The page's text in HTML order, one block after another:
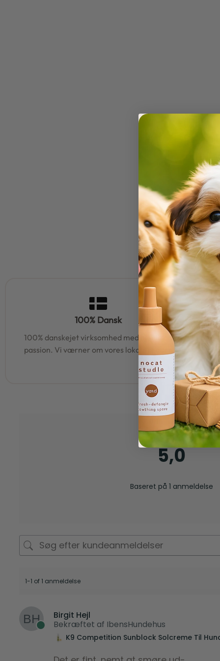
100% Dansk
100% danskejet virksomhed med hjerte og
passion. Vi værner om vores lokale rødder
95% af
5,0
Baseret på 1 anmeldelse
1-1 of 1 anmeldelse
Birgit Hejl
Bekræftet af IbensHundehus
K9 Competition Sunblock Solcreme Til